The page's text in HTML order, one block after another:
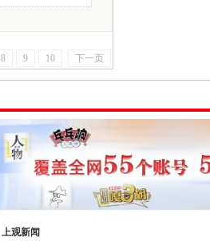
8 9 10 下一页
上观新闻